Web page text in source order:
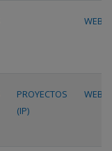
WEB
PROYECTOS
(IP)
WEB